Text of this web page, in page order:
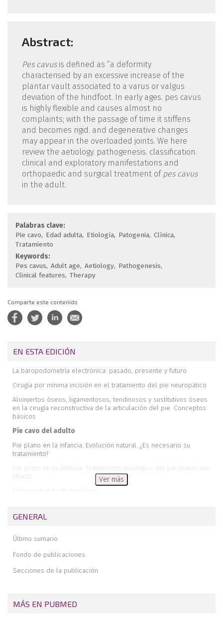
Abstract:
Pes cavusis defined as “a deformity
characterised by an excessive increase of the
plantar vault associated to a varus or valgus
deviation of the hindfoot. In early ages. pes cavus
is highly flexible and causes almost no
complaints; with the passage of time it stiffens
and becomes rigid. and degenerative changes
may appear in the overloaded joints. We here
review the aetiology. pathogenesis. classification.
clinical and exploratory manifestations and
orthopaedic and surgical treatment of pes cavus
in the adult.
Palabras clave:
Pie cavo
Edad adulta Etiología Patogenia Clínica
Tratamiento
Keywords:
Pes cavus Adult age Aetiology Pathogenesis
Clinical features Therapy
Comparte este contenido
EN ESTA EDICIÓN
La baropodometría electrónica: pasado, presente y futuro
Cirugía por mínima incisión en el tratamiento del pie neuropático
Aloinjertos óseos, ligamentosos, tendinosos y sustitutivos óseos
en la cirugía reconstructiva de la articulación del pie. Conceptos
básicos
Pie cavo del adulto
Pie plano en la infancia. Evolución natural. ¿Es necesario su
tratamiento?
Pie plano en la infancia. Tratamiento quirúrgico del pie plano laxo
infantil
Enfermedad de Müller-Weiss
Editorial
Metatarsalgia mecánica. Osteotomía cervicocapital de Weil y sus
modificaciones
Síndrome del seno del tarso. Patologías
Roturas del tendón de Aquiles
Ver más
GENERAL
Último sumario
Fondo de publicaciones
Secciones de la publicación
MÁS EN PUBMED